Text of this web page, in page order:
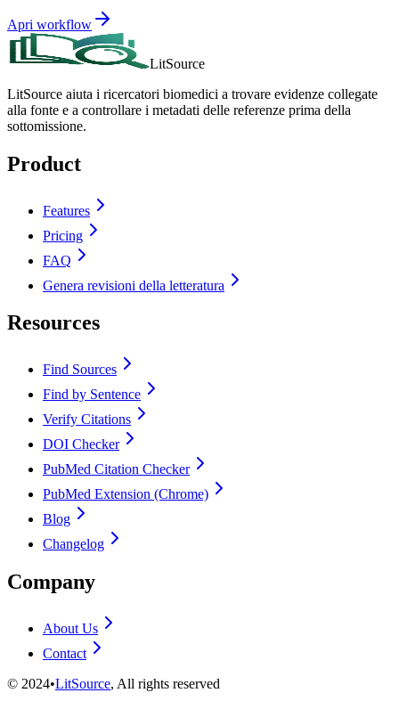
Apri workflow
LitSource
LitSource aiuta i ricercatori biomedici a trovare evidenze collegate
alla fonte e a controllare i metadati delle referenze prima della
sottomissione.
Product
Features
Pricing
FAQ
Genera revisioni della letteratura
Resources
Find Sources
Find by Sentence
Verify Citations
DOI Checker
PubMed Citation Checker
PubMed Extension (Chrome)
Blog
Changelog
Company
About Us
Contact
© 2024•LitSource, All rights reserved